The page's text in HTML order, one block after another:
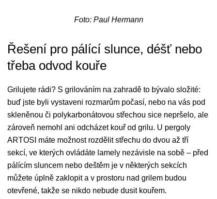
Foto: Paul Hermann
Řešení pro pálící slunce, déšť nebo
třeba odvod kouře
Grilujete rádi? S grilováním na zahradě to bývalo složité:
buď jste byli vystaveni rozmarům počasí, nebo na vás pod
skleněnou či polykarbonátovou střechou sice nepršelo, ale
zároveň nemohl ani odcházet kouř od grilu. U pergoly
ARTOSI máte možnost rozdělit střechu do dvou až tří
sekcí, ve kterých ovládáte lamely nezávisle na sobě – před
pálícím sluncem nebo deštěm je v některých sekcích
můžete úplně zaklopit a v prostoru nad grilem budou
otevřené, takže se nikdo nebude dusit kouřem.